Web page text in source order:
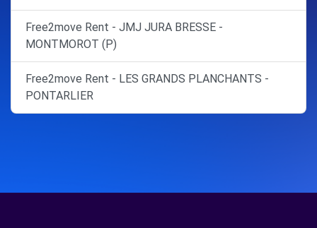
Free2move Rent - JMJ JURA BRESSE -
MONTMOROT (P)
Free2move Rent - LES GRANDS PLANCHANTS -
PONTARLIER